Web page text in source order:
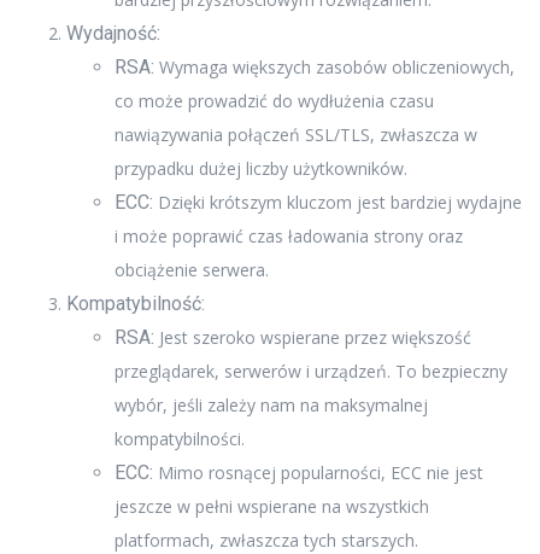
Wydajność:
RSA: Wymaga większych zasobów obliczeniowych,
co może prowadzić do wydłużenia czasu
nawiązywania połączeń SSL/TLS, zwłaszcza w
przypadku dużej liczby użytkowników.
ECC: Dzięki krótszym kluczom jest bardziej wydajne
i może poprawić czas ładowania strony oraz
obciążenie serwera.
Kompatybilność:
RSA: Jest szeroko wspierane przez większość
przeglądarek, serwerów i urządzeń. To bezpieczny
wybór, jeśli zależy nam na maksymalnej
kompatybilności.
ECC: Mimo rosnącej popularności, ECC nie jest
jeszcze w pełni wspierane na wszystkich
platformach, zwłaszcza tych starszych.